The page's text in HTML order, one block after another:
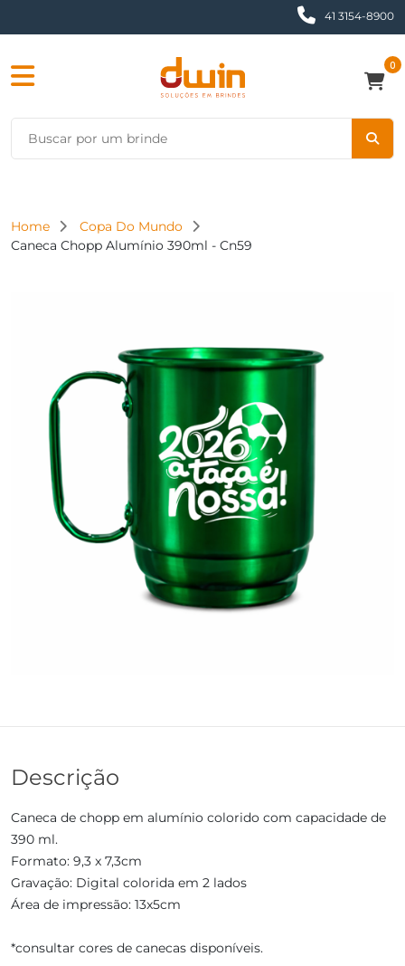
41 3154-8900
0
Home
Copa Do Mundo
Caneca Chopp Alumínio 390ml - Cn59
Descrição
Caneca de chopp em alumínio colorido com capacidade de
390 ml.
Formato: 9,3 x 7,3cm
Gravação: Digital colorida em 2 lados
Área de impressão: 13x5cm
*consultar cores de canecas disponíveis.